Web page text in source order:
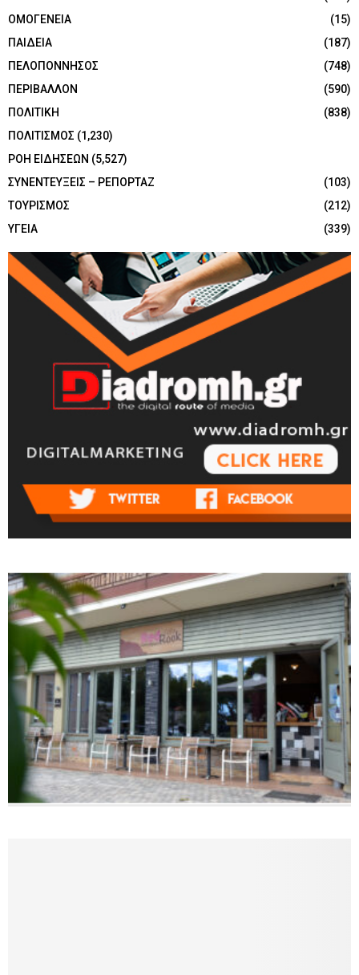
ΟΜΟΓΕΝΕΙΑ
(15)
ΠΑΙΔΕΙΑ
(187)
ΠΕΛΟΠΟΝΝΗΣΟΣ
(748)
ΠΕΡΙΒΑΛΛΟΝ
(590)
ΠΟΛΙΤΙΚΗ
(838)
ΠΟΛΙΤΙΣΜΟΣ (1,230)
ΡΟΗ ΕΙΔΗΣΕΩΝ (5,527)
ΣΥΝΕΝΤΕΥΞΕΙΣ – ΡΕΠΟΡΤΑΖ
(103)
ΤΟΥΡΙΣΜΟΣ
(212)
ΥΓΕΙΑ
(339)